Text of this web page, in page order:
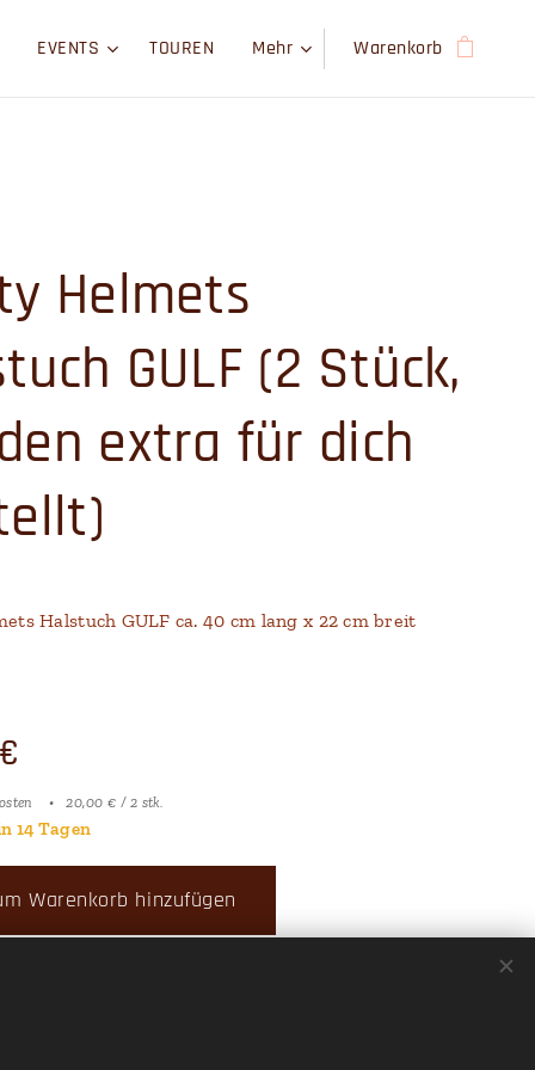
EVENTS TOUREN Mehr Warenkorb
Helmets
GULF (2 Stück,
extra für dich
Halstuch GULF ca. 40 cm lang x 22 cm breit
€
20,00 € / 2 stk.
14 Tagen
Warenkorb hinzufügen